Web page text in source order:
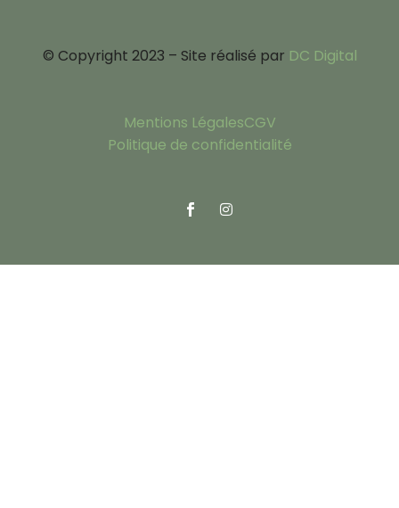
© Copyright 2023 – Site réalisé par DC Digital
Mentions LégalesCGV
Politique de confidentialité